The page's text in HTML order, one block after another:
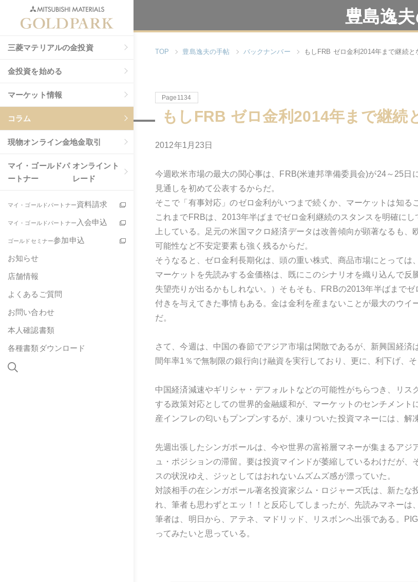
三菱マテリアルの金投資
金投資を始める
マーケット情報
コラム
現物オンライン金地金取引
マイ・ゴールドパ
ートナー
オンライント
レード
マイ・ゴールドパートナー資料請求
マイ・ゴールドパートナー 入会申込
ゴールドセミナー参加申込
お知らせ
店舗情報
よくあるご質問
お問い合わせ
本人確認書類
各種書類ダウンロード
豊島逸
TOP 豊島逸夫の手帖 バックナンバー もしFRB ゼロ金利2014年まで継続と
Page1134
もしFRB ゼロ金利2014年まで継続
2012年1月23日
今週欧米市場の最大の関心事は、FRB(米連邦準備委員会)が24～25日
見通しを初めて公表するからだ。
そこで「有事対応」のゼロ金利がいつまで続くか、マーケットは知る
これまでFRBは、2013年半ばまでゼロ金利継続のスタンスを明確に
上している。足元の米国マクロ経済データは改善傾向が顕著なるも
可能性など不安定要素も強く残るからだ。
そうなると、ゼロ金利長期化は、頭の重い株式、商品市場にとっては
マーケットを先読みする金価格は、既にこのシナリオを織り込んで反
失望売りが出るかもしれない。）そもそも、FRBの2013年半ばまで
付きを与えてきた事情もある。金は金利を産まないことが最大のウ
だ。
さて、今週は、中国の春節でアジア市場は閑散であるが、新興国経
間年率1％で無制限の銀行向け融資を実行しており、更に、利下げ、
中国経済減速やギリシャ・デフォルトなどの可能性がちらつき、リ
する政策対応としての世界的金融緩和が、マーケットのセンチメン
産インフレの匂いもプンプンするが、凍りついた投資マネーには、解
先週出張したシンガポールは、今や世界の富裕層マネーが集まるア
ュ・ポジションの滞留。要は投資マインドが萎縮しているわけだが
スの状況ゆえ、ジッとしてはおれないムズムズ感が漂っていた。
対談相手の在シンガポール著名投資家ジム・ロジャーズ氏は、新た
れ、筆者も思わずとエッ！！と反応してしまったが、先読みマネーは
筆者は、明日から、アテネ、マドリッド、リスボンへ出張である。
ってみたいと思っている。